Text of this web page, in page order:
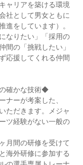
ャリアを築ける環境
社として男女ともに
進をしています）。
なりたい」「採用の
間の「挑戦したい」
応援してくれる仲間
確かな技術◆
ナーが考案した、
ただきます。メジャ
ツ経験がない一般の
月間の研修を受けて
海外研修に参加する